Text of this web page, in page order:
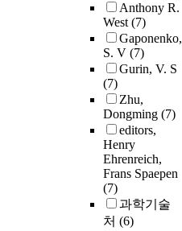
Anthony R.
West(7)
Gaponenko,
S. V (7)
Gurin, V. S
(7)
Zhu,
Dongming (7)
editors,
Henry
Ehrenreich,
Frans Spaepen
(7)
과학기술
처 (6)